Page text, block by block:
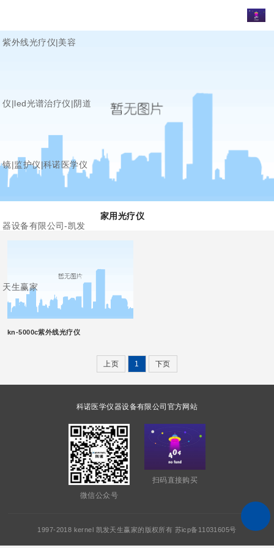
紫外线光疗仪|美容
仪|led光谱治疗仪|阴道
镜|监护仪|科诺医学仪
器设备有限公司-凯发
天生赢家
家用光疗仪
kn-5000c紫外线光疗仪
上页 1 下页
科诺医学仪器设备有限公司官方网站
微信公众号
扫码直接购买
1997-2018 kernel 凯发天生赢家的版权所有 苏icp备11031605号